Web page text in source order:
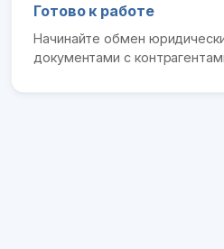
Готово к работе
Начинайте обмен
документами с